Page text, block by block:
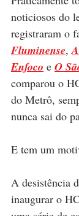
noticiosos do
registraram o
Fluminense,
Enfoco e O
comparou o
do Metrô,
nunca sai do
E tem um
A desistência
inaugurar o